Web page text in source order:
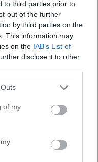
to third parties prior to
out of the further
by third parties on the
This information may
on the IAB’s List of
disclose it to other
of my